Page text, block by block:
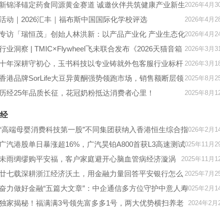
锦泽锚定药食同源黄金赛道 诚邀伙伴共筑健康产业新生2026年4月
动｜2026汇丰｜福布斯中国国际化学校评选 2026年4月
访「瑞恒茂」创始人林洪新：以产品产业化 产业生态化
态闭环化 闭环智能化走出生态循环 持续发展之路
2026年4月
业洞察 | TMIC×Flywheel飞未联合发布《2026天猫音箱
响行业白皮书》
2026年3月
年深耕守初心，玉书科技以专业铸就外包客服行业标杆 2026年3月
港品牌SorLife大豆异黄酮强势领跑市场，销售额断层领
行业竞品！
2025年8月
经25年品质长征，花冠奶粉抵达消费者心里！ 2025年8月
高端母婴消费科技第一股”不同集团获纳入香港恒生综合指2026年2月
汽港股单日暴涨超16%，广汽昊铂A800首获L3高速测试
照助推大涨
2025年11月
雨绸缪购平安福，客户家庭避开心脑血管病经济漩涡 2025年11月
七载深耕浙江经济沃土，用金融力量回答平安银行怎么 2025年7月
力做好金融“五篇大文章”：中企通信多方位守护中意人寿
字化建设
2025年2月
家揭秘！福满满3号领先富多多1号，两大优势横扫养老 2024年2月